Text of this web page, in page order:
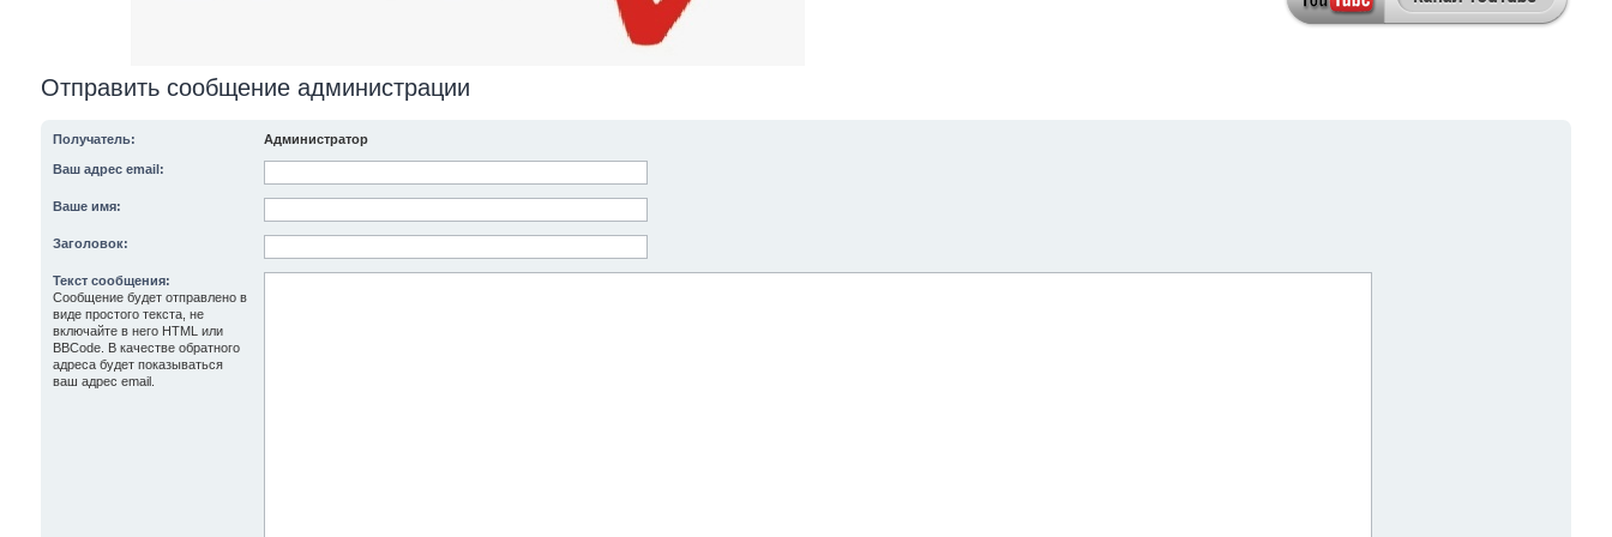
Отправить сообщение администрации
Получатель: Администратор
Ваш адрес email:
Ваше имя:
Заголовок:
Текст сообщения:
Сообщение будет отправлено в
виде простого текста, не
включайте в него HTML или
BBCode. В качестве обратного
адреса будет показываться
ваш адрес email.